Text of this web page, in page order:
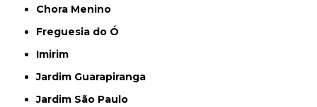
Chora Menino
Freguesia do Ó
Imirim
Jardim Guarapiranga
Jardim São Paulo